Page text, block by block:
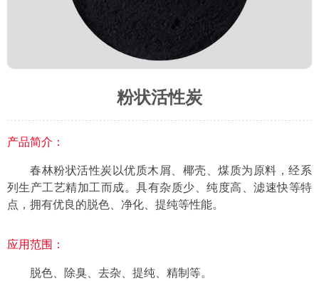
粉状活性炭
产品简介：
春林粉状活性炭以优质木屑、椰壳、煤质为原料，经系
列生产工艺精加工而成。具有杂质少、纯度高、滤速快等特
点，拥有优良的脱色、净化、提纯等性能。
应用范围：
脱色、除臭、去杂、提纯、精制等。